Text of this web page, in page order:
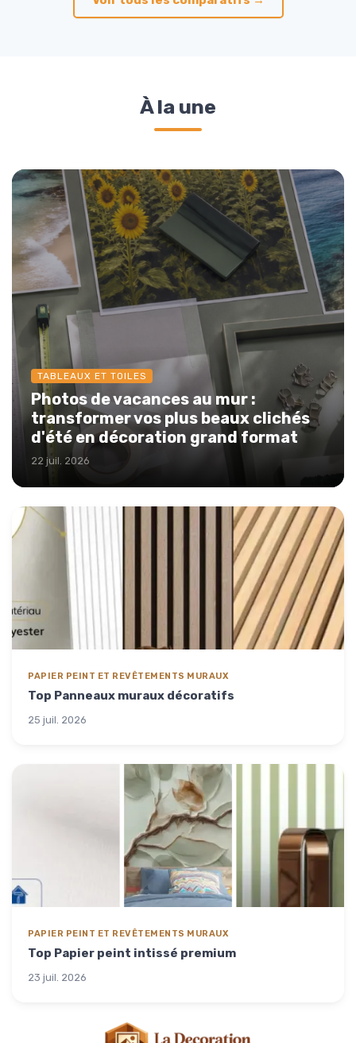
À la une
TABLEAUX ET TOILES
Photos de vacances au mur :
transformer vos plus beaux clichés
d'été en décoration grand format
22 juil. 2026
PAPIER PEINT ET REVÊTEMENTS MURAUX
Top Panneaux muraux décoratifs
25 juil. 2026
PAPIER PEINT ET REVÊTEMENTS MURAUX
Top Papier peint intissé premium
23 juil. 2026